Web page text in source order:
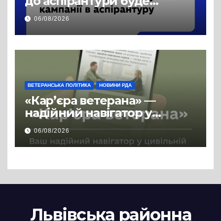
продовжено
06/08/2026
ВЕТЕРАНСЬКА ПОЛІТИКА НОВИНИ РДА
«Кар’єра ветерана» —
надійний навігатор у
цивільній професії
06/08/2026
Львівська районна